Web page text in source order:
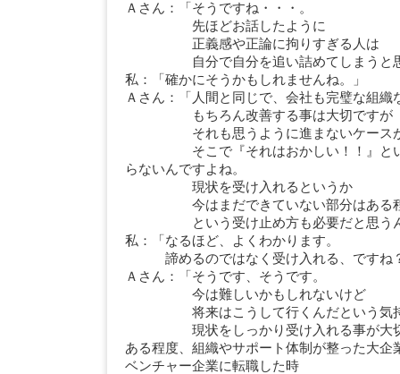
Ａさん：「そうですね・・・。
先ほどお話したように
正義感や正論に拘りすぎる人は
自分で自分を追い詰めてしまうと思
私：「確かにそうかもしれませんね。」
Ａさん：「人間と同じで、会社も完璧な組織
もちろん改善する事は大切ですが
それも思うように進まないケースが
そこで『それはおかしい！！』とい
らないんですよね。
現状を受け入れるというか
今はまだできていない部分はある程
という受け止め方も必要だと思うん
私：「なるほど、よくわかります。
諦めるのではなく受け入れる、ですね
Ａさん：「そうです、そうです。
今は難しいかもしれないけど
将来はこうして行くんだという気持
現状をしっかり受け入れる事が大切
ある程度、組織やサポート体制が整った大企
ベンチャー企業に転職した時